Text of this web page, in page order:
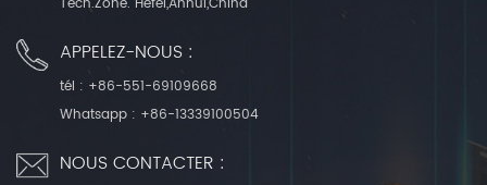
APPELEZ-NOUS :
tél : +86-551-69109668
Whatsapp : +86-13339100504
NOUS CONTACTER :